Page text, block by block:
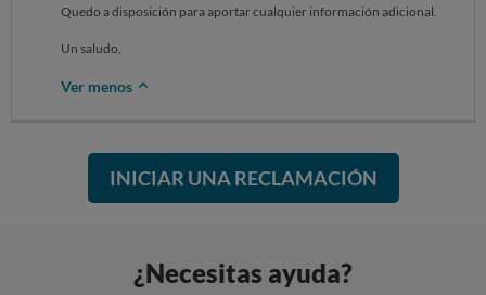
Quedo a disposición para aportar cualquier información adicional.
Un saludo,
Ver menos
INICIAR UNA RECLAMACIÓN
¿Necesitas ayuda?